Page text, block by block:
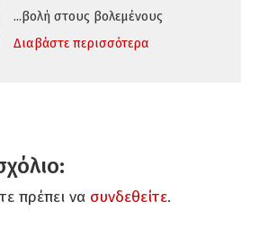
...βολή στους βολεμένους
Διαβάστε περισσότερα
πρέπει να συνδεθείτε.